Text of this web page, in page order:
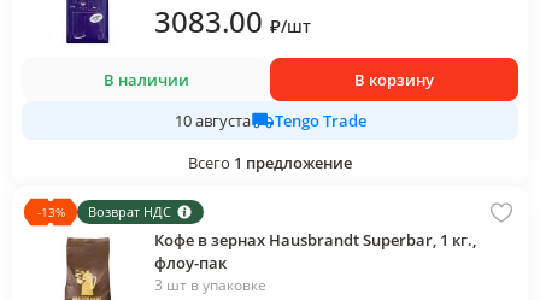
3083.00 ₽/шт
В наличии
В корзину
10 августа
Tengo Trade
Всего 1 предложение
-13% Возврат НДС
Кофе в зернах Hausbrandt Superbar, 1 кг.,
флоу-пак
3 шт в упаковке